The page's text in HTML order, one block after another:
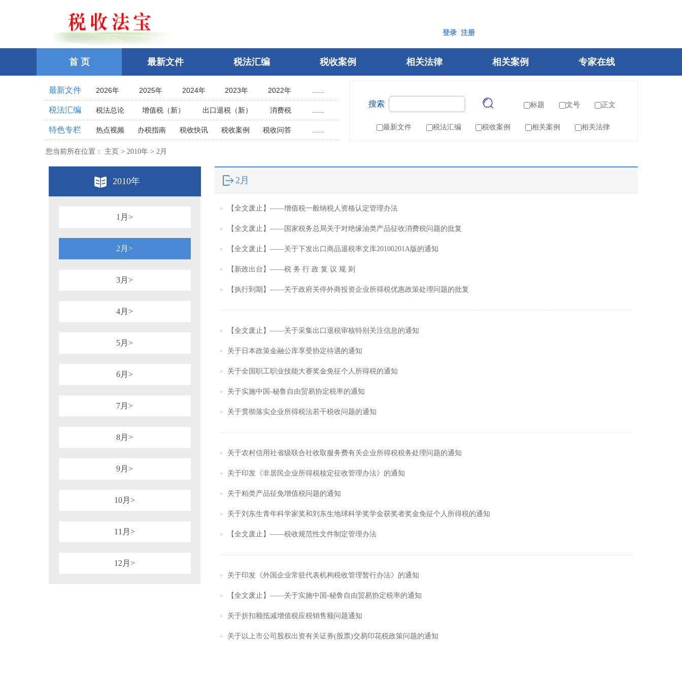
登录 注册
首 页 最新文件 税法汇编 税收案例 相关法律 相关案例 专家在线
最新文件 2026年 2025年 2024年 2023年
2022年
2021年
2020年 2019年 2018年
2017年
2016年
2015年 2014年 2013年
2012年
2011年
2010年 2009年 2008年
2007年
2006年
2005年
2001年
2000年 1999年 1998年
1997年
1996年
1995年 1993年
1991年
1990年 1989年
1983年
1982年
1954年
税法汇编 税法总论 增值税（新） 出口退税（新）
消费税
企业所得税
个人所得税 耕地占用税
土地使用税
土地增值税
房产税 契税 车辆购置税
车船税
印花税
资源税
关税法
税收立法(规章、文件、批复）
税务行政公开
税务强制措施、强制执行
涉税专业服务
可持续披露准则
政府会计准则
重点行业税收政策汇编
特色专栏 热点视频 办税指南 税收快讯 税收案例
税收问答
全国统一规范电子税务局
自然人电子税务局
搜索 标题 文号 正文
最新文件 税法汇编 税收案例 相关案例 相关法律
您当前所在位置： 主页 > 2010年 > 2月
2010年
1月>
2月>
3月>
4月>
5月>
6月>
7月>
8月>
9月>
10月>
11月>
12月>
2月
【全文废止】——增值税一般纳税人资格认定管理办法
【全文废止】——国家税务总局关于对绝缘油类产品征收消费税问题的批复
【全文废止】——关于下发出口商品退税率文库20100201A版的通知
【新政出台】——税 务 行 政 复 议 规 则
【执行到期】——关于政府关停外商投资企业所得税优惠政策处理问题的批复
【全文废止】——关于采集出口退税审核特别关注信息的通知
关于日本政策金融公库享受协定待遇的通知
关于全国职工职业技能大赛奖金免征个人所得税的通知
关于实施中国-秘鲁自由贸易协定税率的通知
关于贯彻落实企业所得税法若干税收问题的通知
关于农村信用社省级联合社收取服务费有关企业所得税税务处理问题的通知
关于印发《非居民企业所得税核定征收管理办法》的通知
关于粕类产品征免增值税问题的通知
关于刘东生青年科学家奖和刘东生地球科学奖学金获奖者奖金免征个人所得税的通知
【全文废止】——税收规范性文件制定管理办法
关于印发《外国企业常驻代表机构税收管理暂行办法》的通知
【全文废止】——关于实施中国-秘鲁自由贸易协定税率的通知
关于折扣额抵减增值税应税销售额问题通知
关于以上市公司股权出资有关证券(股票)交易印花税政策问题的通知